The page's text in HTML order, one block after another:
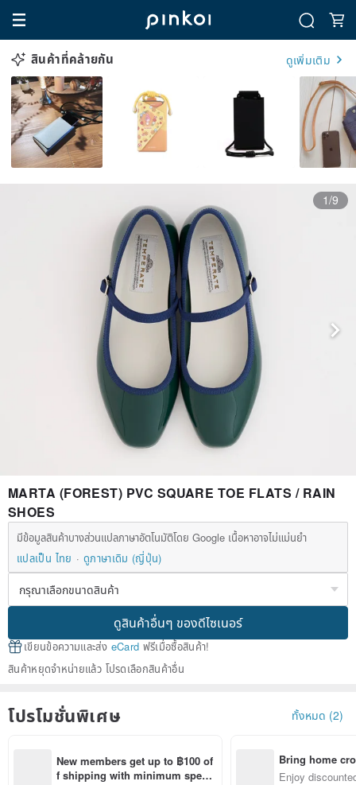
สินค้าที่คล้ายกัน ดูเพิ่มเติม
1/9
MARTA (FOREST) PVC SQUARE TOE FLATS / RAIN
SHOES
มีข้อมูลสินค้าบางส่วนแปลภาษาอัตโนมัติโดย Google เนื้อหาอาจไม่แม่นยำ
แปลเป็น ไทย
ดูภาษาเดิม (ญี่ปุ่น)
ดูสินค้าอื่นๆ ของดีไซเนอร์
เขียนข้อความและส่ง eCard ฟรีเมื่อซื้อสินค้า!
สินค้าหยุดจำหน่ายแล้ว โปรดเลือกสินค้าอื่น
โปรโมชั่นพิเศษ ทั้งหมด (2)
New members get up to ฿100 of
f shipping with minimum spen
Bring home
n with ease
Enjoy